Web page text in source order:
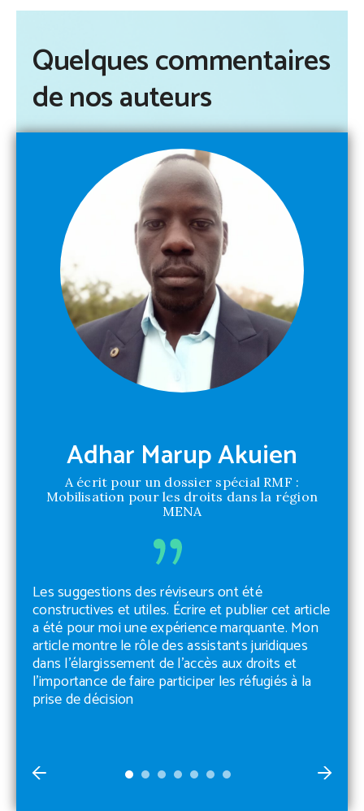
Quelques commentaires
de nos auteurs
Adhar Marup Akuien
A écrit pour un dossier spécial RMF :
Mobilisation pour les droits dans la région
MENA
Les suggestions des réviseurs ont été
constructives et utiles. Écrire et publier cet article
a été pour moi une expérience marquante. Mon
article montre le rôle des assistants juridiques
dans l’élargissement de l’accès aux droits et
l’importance de faire participer les réfugiés à la
prise de décision